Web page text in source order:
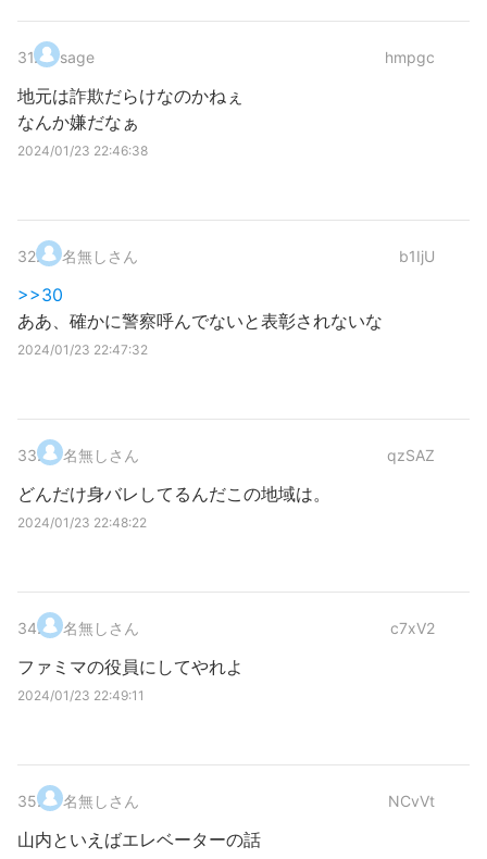
31. sage hmpgc
地元は詐欺だらけなのかねぇ
なんか嫌だなぁ
2024/01/23 22:46:38
32. 名無しさん b1IjU
>>30
ああ、確かに警察呼んでないと表彰されないな
2024/01/23 22:47:32
33. 名無しさん qzSAZ
どんだけ身バレしてるんだこの地域は。
2024/01/23 22:48:22
34. 名無しさん c7xV2
ファミマの役員にしてやれよ
2024/01/23 22:49:11
35. 名無しさん NCvVt
山内といえばエレベーターの話